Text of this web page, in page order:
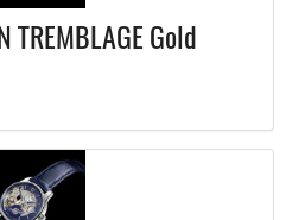
TREMBLAGE Gold